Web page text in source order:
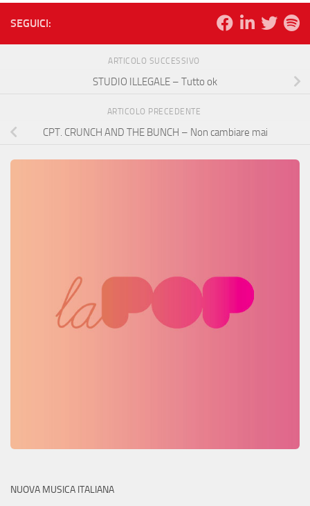
SEGUICI:
ARTICOLO SUCCESSIVO
STUDIO ILLEGALE – Tutto ok
ARTICOLO PRECEDENTE
CPT. CRUNCH AND THE BUNCH – Non cambiare mai
NUOVA MUSICA ITALIANA